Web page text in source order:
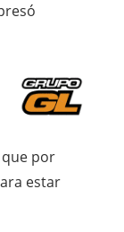
que por
estar